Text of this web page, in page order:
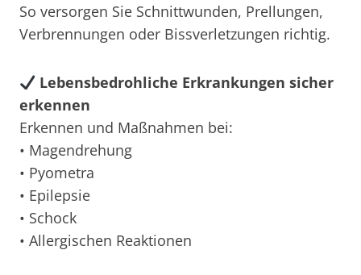
So versorgen Sie Schnittwunden, Prellungen,
Verbrennungen oder Bissverletzungen richtig.
Lebensbedrohliche Erkrankungen sicher
erkennen
Erkennen und Maßnahmen bei:
• Magendrehung
• Pyometra
• Epilepsie
• Schock
• Allergischen Reaktionen